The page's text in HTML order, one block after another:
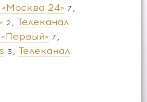
24» 7
2
Телеканал
7
3
Телеканал